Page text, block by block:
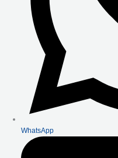
WhatsApp